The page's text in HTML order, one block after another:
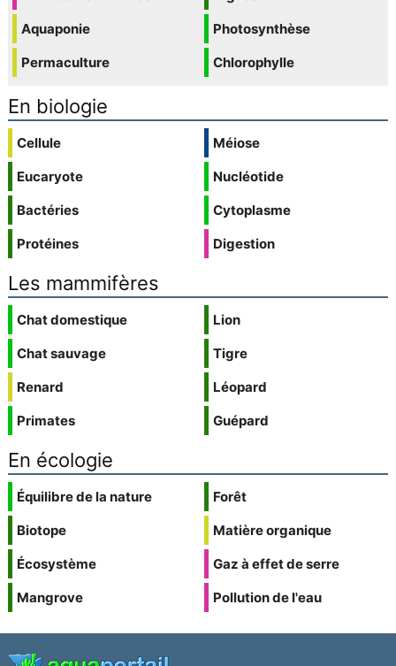
Aquaponie
Permaculture
Photosynthèse
Chlorophylle
En biologie
Cellule
Eucaryote
Bactéries
Protéines
Méiose
Nucléotide
Cytoplasme
Digestion
Les mammifères
Chat domestique
Chat sauvage
Renard
Primates
Lion
Tigre
Léopard
Guépard
En écologie
Équilibre de la nature
Biotope
Écosystème
Mangrove
Forêt
Matière organique
Gaz à effet de serre
Pollution de l'eau